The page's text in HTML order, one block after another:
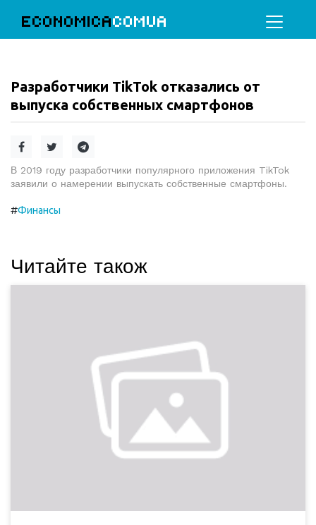
ECONOMICACOMUA
Разработчики TikTok отказались от
выпуска собственных смартфонов
В 2019 году разработчики популярного приложения TikTok
заявили о намерении выпускать собственные смартфоны.
#Финансы
Читайте також